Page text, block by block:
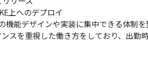
上へのデプロイ
能デザインや実装に集中できる体制を
スを重視した働き方をしており、出勤